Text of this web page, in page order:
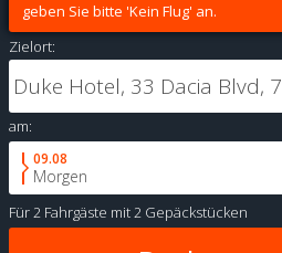
geben Sie bitte 'Kein Flug' an.
Zielort:
am:
09.08
Morgen
Für2 Fahrgäste mit2 Gepäckstücken